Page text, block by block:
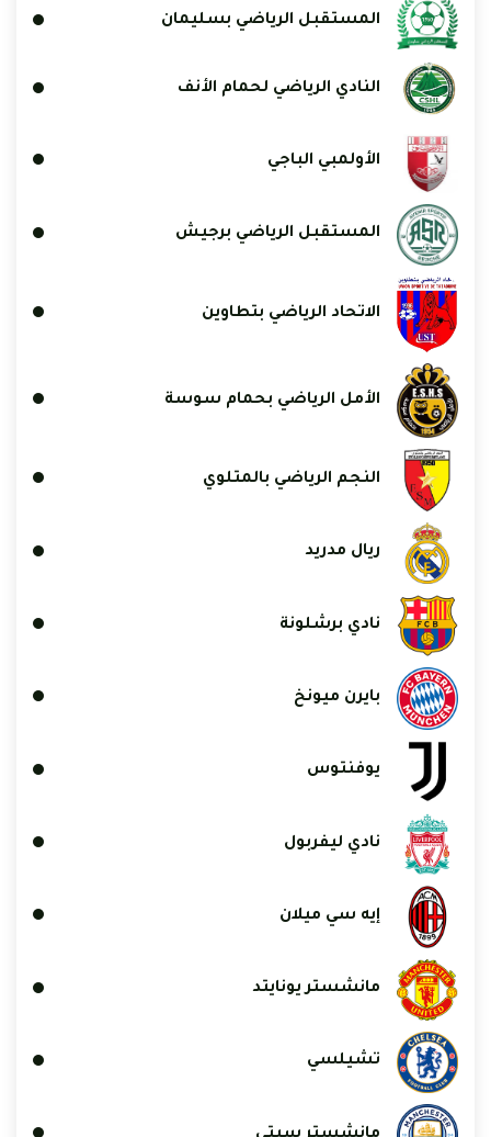
المستقبل الرياضي بسليمان
النادي الرياضي لحمام الأنف
الأولمبي الباجي
المستقبل الرياضي برجيش
الاتحاد الرياضي بتطاوين
الأمل الرياضي بحمام سوسة
النجم الرياضي بالمتلوي
ريال مدريد
نادي برشلونة
بايرن ميونخ
يوفنتوس
نادي ليفربول
إيه سي ميلان
مانشستر يونايتد
تشيلسي